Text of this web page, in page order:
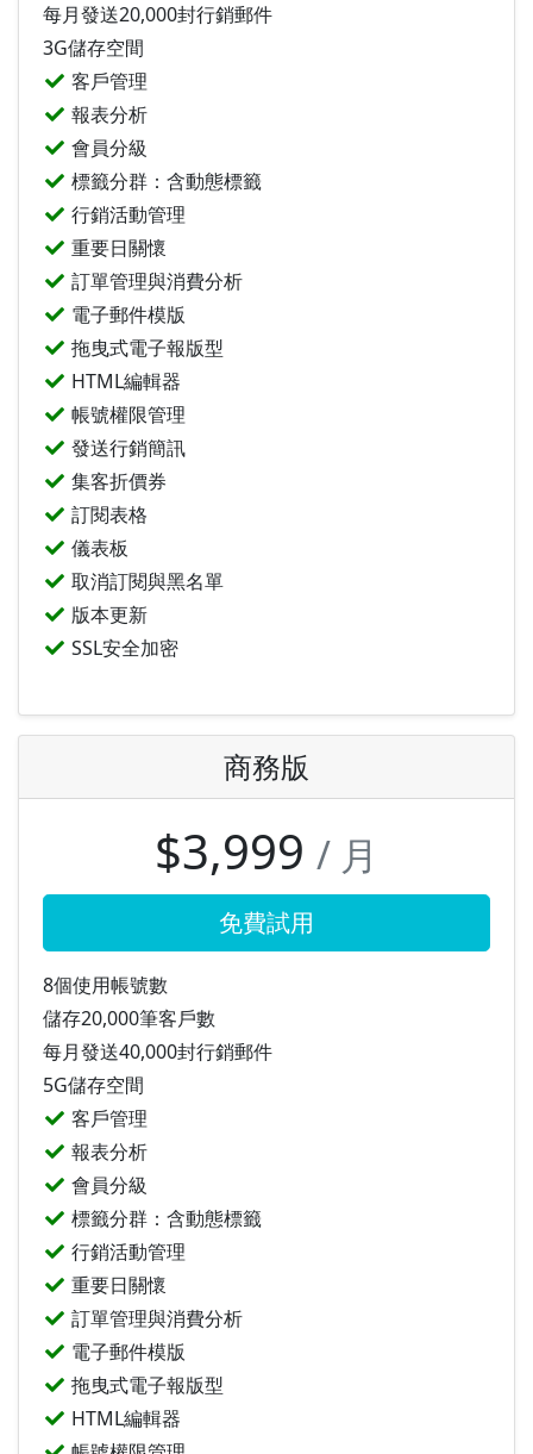
每月發送20,000封行銷郵件
3G儲存空間
客戶管理
報表分析
會員分級
標籤分群：含動態標籤
行銷活動管理
重要日關懷
訂單管理與消費分析
電子郵件模版
拖曳式電子報版型
HTML編輯器
帳號權限管理
發送行銷簡訊
集客折價券
訂閱表格
儀表板
取消訂閱與黑名單
版本更新
SSL安全加密
商務版
$3,999 / 月
免費試用
8個使用帳號數
儲存20,000筆客戶數
每月發送40,000封行銷郵件
5G儲存空間
客戶管理
報表分析
會員分級
標籤分群：含動態標籤
行銷活動管理
重要日關懷
訂單管理與消費分析
電子郵件模版
拖曳式電子報版型
HTML編輯器